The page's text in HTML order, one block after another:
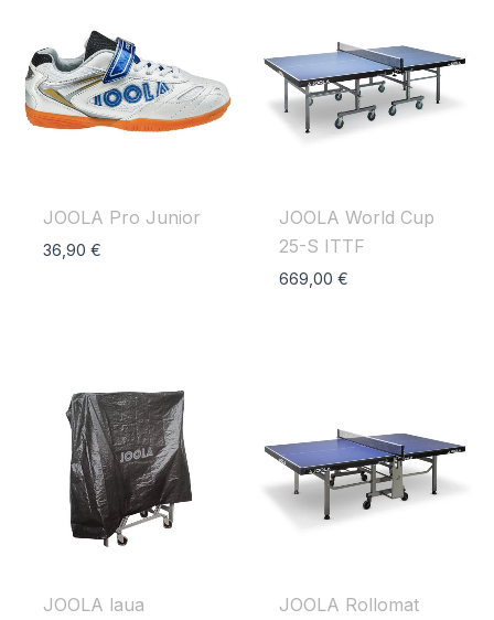
JOOLA Pro Junior
36,90€
JOOLA World Cup
25-S ITTF
669,00€
JOOLA laua
JOOLA Rollomat